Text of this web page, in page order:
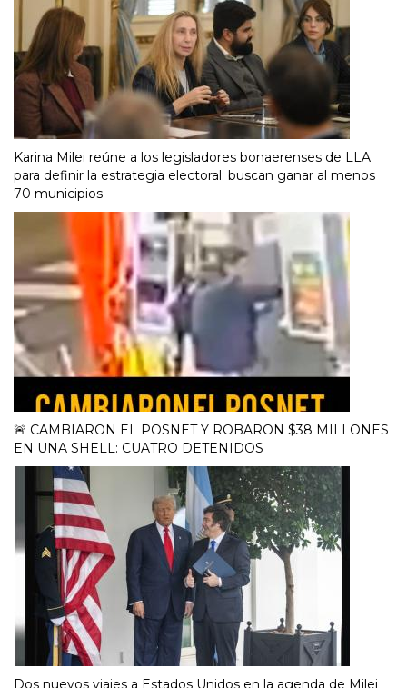
Karina Milei reúne a los legisladores bonaerenses de LLA
para definir la estrategia electoral: buscan ganar al menos
70 municipios
🚨 CAMBIARON EL POSNET Y ROBARON $38 MILLONES
EN UNA SHELL: CUATRO DETENIDOS
Dos nuevos viajes a Estados Unidos en la agenda de Milei